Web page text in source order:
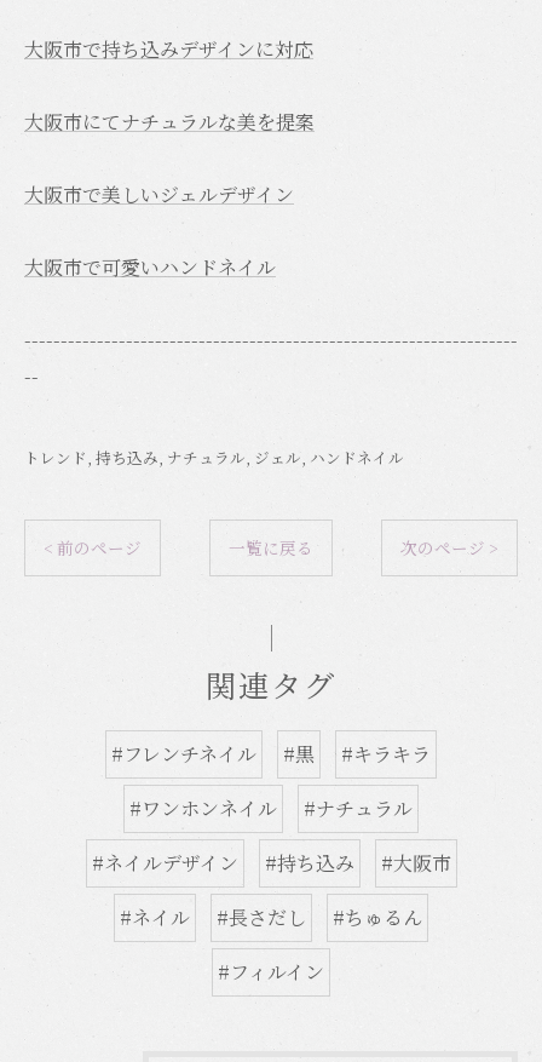
大阪市で持ち込みデザインに対応
大阪市にてナチュラルな美を提案
大阪市で美しいジェルデザイン
大阪市で可愛いハンドネイル
--------------------------------------------------------------------
--
トレンド 持ち込み ナチュラル ジェル ハンドネイル
< 前のページ 一覧に戻る 次のページ >
関連タグ
#フレンチネイル #黒
#キラキラ
#ワンホンネイル
#ナチュラル
#ネイルデザイン
#持ち込み
#大阪市
#ネイル
#長さだし
#ちゅるん
#フィルイン